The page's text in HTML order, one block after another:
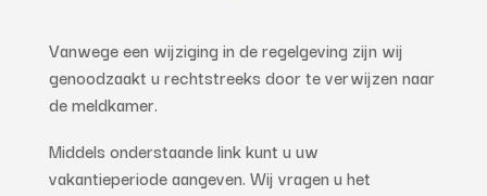
Vanwege een wijziging in de regelgeving zijn wij
genoodzaakt u rechtstreeks door te verwijzen naar
de meldkamer.
Middels onderstaande link kunt u uw
vakantieperiode aangeven. Wij vragen u het